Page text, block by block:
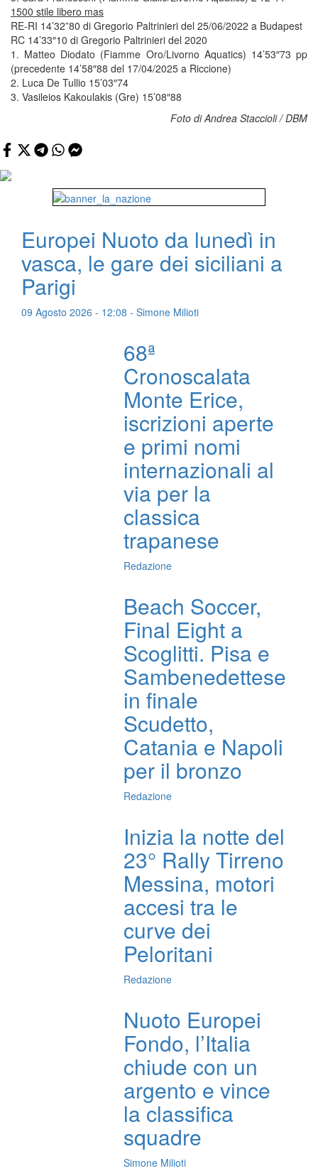
1500 stile libero mas
RE-RI 14’32”80 di Gregorio Paltrinieri del 25/06/2022 a Budapest
RC 14’33″10 di Gregorio Paltrinieri del 2020
1. Matteo Diodato (Fiamme Oro/Livorno Aquatics) 14’53″73 pp
(precedente 14’58″88 del 17/04/2025 a Riccione)
2. Luca De Tullio 15’03″74
3. Vasileios Kakoulakis (Gre) 15’08″88
Foto di Andrea Staccioli / DBM
Europei Nuoto da lunedì in
vasca, le gare dei siciliani a
Parigi
09 Agosto 2026 - 12:08 - Simone Milioti
68ª
Cronoscalata
Monte Erice,
iscrizioni aperte
e primi nomi
internazionali al
via per la
classica
trapanese
Redazione
Beach Soccer,
Final Eight a
Scoglitti. Pisa e
Sambenedettese
in finale
Scudetto,
Catania e Napoli
per il bronzo
Redazione
Inizia la notte del
23° Rally Tirreno
Messina, motori
accesi tra le
curve dei
Peloritani
Redazione
Nuoto Europei
Fondo, l’Italia
chiude con un
argento e vince
la classifica
squadre
Simone Milioti